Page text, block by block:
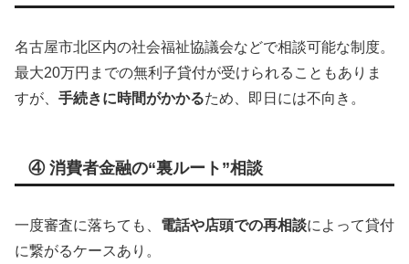
名古屋市北区内の社会福祉協議会などで相談可能な制度。
最大20万円までの無利子貸付が受けられることもありま
すが、 手続きに時間がかかるため、即日には不向き。
④ 消費者金融の“裏ルート”相談
一度審査に落ちても、 電話や店頭での再相談によって貸付
に繋がるケースあり。